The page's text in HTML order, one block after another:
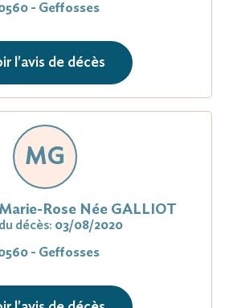
- Geffosses
l'avis de décès
MG
Rose Née GALLIOT
décès: 03/08/2020
- Geffosses